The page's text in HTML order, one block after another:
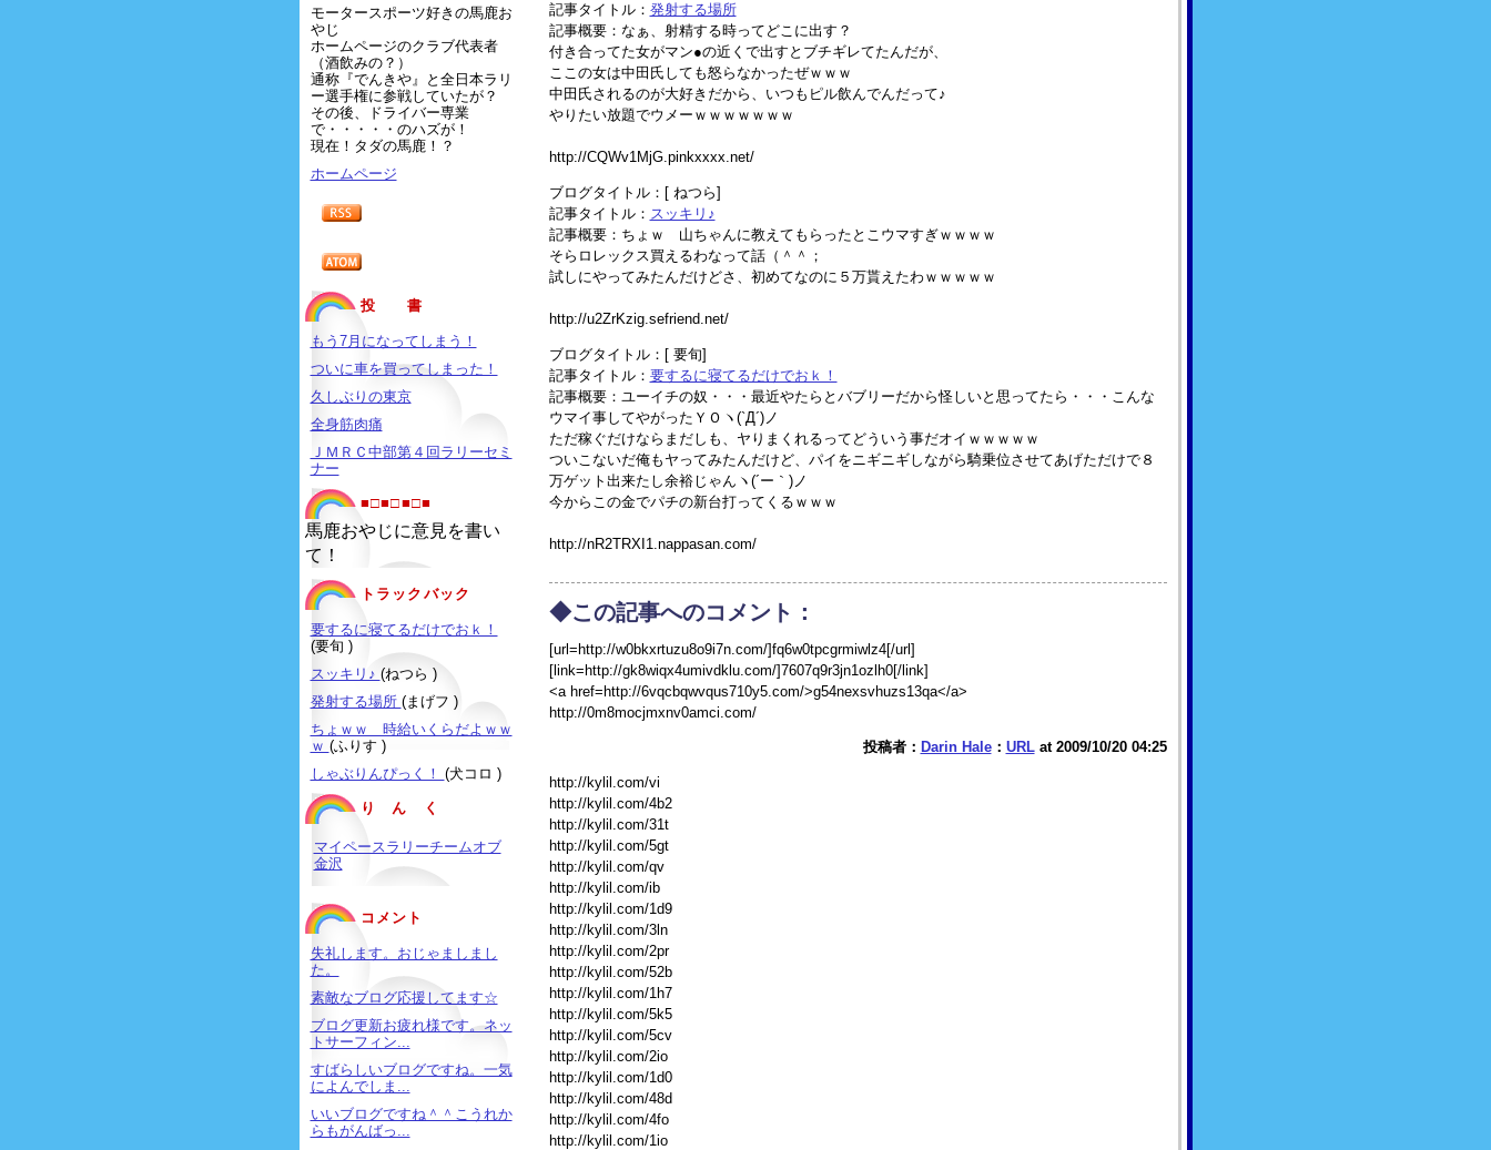
モータースポーツ好きの馬鹿お
やじ
ホームページのクラブ代表者
（酒飲みの？）
通称『でんきや』と全日本ラリ
ー選手権に参戦していたが？
その後、ドライバー専業
で・・・・・のハズが！
現在！タダの馬鹿！？
ホームページ
投 書
もう7月になってしまう！
ついに車を買ってしまった！
久しぶりの東京
全身筋肉痛
ＪＭＲＣ中部第４回ラリーセミ
ナー
■□■□■□■
馬鹿おやじに意見を書い
て！
トラックバック
要するに寝てるだけでおｋ！
(要旬 )
スッキリ♪ (ねつら )
発射する場所 (まげフ )
ちょｗｗ 時給いくらだよｗｗ
ｗ (ふりす )
しゃぶりんぴっく！ (犬コロ )
り ん く
マイペースラリーチームオブ
金沢
コメント
失礼します。おじゃましまし
た。
素敵なブログ応援してます☆
ブログ更新お疲れ様です。ネッ
トサーフィン...
すばらしいブログですね。一気
によんでしま...
いいブログですね＾＾こうれか
らもがんばっ...
記事タイトル： 発射する場所
記事概要：なぁ、射精する時ってどこに出す？
付き合ってた女がマン●の近くで出すとブチギレてたんだが、
ここの女は中田氏しても怒らなかったぜｗｗｗ
中田氏されるのが大好きだから、いつもピル飲んでんだって♪
やりたい放題でウメーｗｗｗｗｗｗｗ
http://CQWv1MjG.pinkxxxx.net/
ブログタイトル：[ ねつら]
記事タイトル： スッキリ♪
記事概要：ちょｗ 山ちゃんに教えてもらったとこウマすぎｗｗｗｗ
そらロレックス買えるわなって話（＾＾；
試しにやってみたんだけどさ、初めてなのに５万貰えたわｗｗｗｗｗ
http://u2ZrKzig.sefriend.net/
ブログタイトル：[ 要旬]
記事タイトル： 要するに寝てるだけでおｋ！
記事概要：ユーイチの奴・・・最近やたらとバブリーだから怪しいと思ってたら・・・こんな
ウマイ事してやがったＹＯヽ(`Д´)ノ
ただ稼ぐだけならまだしも、ヤりまくれるってどういう事だオイｗｗｗｗｗ
ついこないだ俺もヤってみたんだけど、パイをニギニギしながら騎乗位させてあげただけで８
万ゲット出来たし余裕じゃんヽ(´ー｀)ノ
今からこの金でパチの新台打ってくるｗｗｗ
http://nR2TRXI1.nappasan.com/
◆この記事へのコメント：
[url=http://w0bkxrtuzu8o9i7n.com/]fq6w0tpcgrmiwlz4[/url]
[link=http://gk8wiqx4umivdklu.com/]7607q9r3jn1ozlh0[/link]
<a href=http://6vqcbqwvqus710y5.com/>g54nexsvhuzs13qa</a>
http://0m8mocjmxnv0amci.com/
投稿者： Darin Hale： URLat 2009/10/20 04:25
http://kylil.com/vi
http://kylil.com/4b2
http://kylil.com/31t
http://kylil.com/5gt
http://kylil.com/qv
http://kylil.com/ib
http://kylil.com/1d9
http://kylil.com/3ln
http://kylil.com/2pr
http://kylil.com/52b
http://kylil.com/1h7
http://kylil.com/5k5
http://kylil.com/5cv
http://kylil.com/2io
http://kylil.com/1d0
http://kylil.com/48d
http://kylil.com/4fo
http://kylil.com/1io